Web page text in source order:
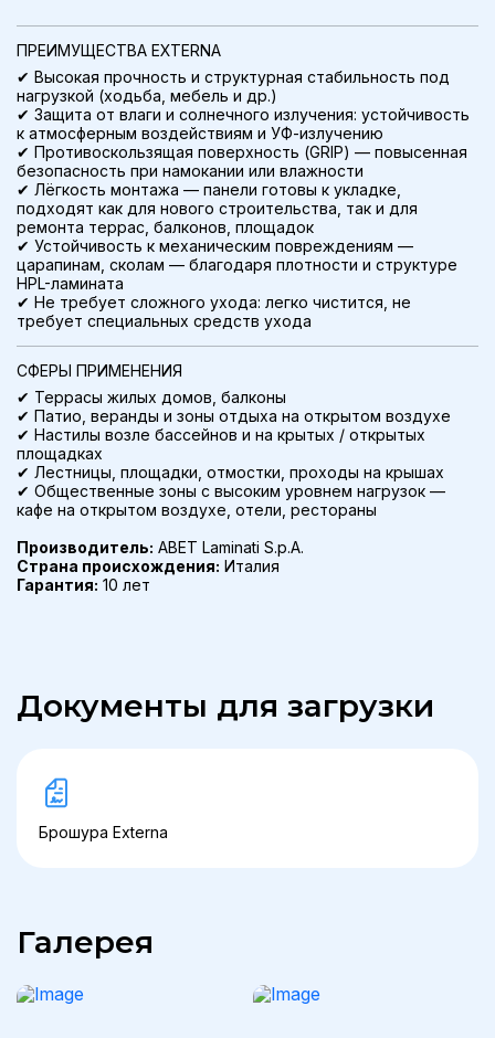
ПРЕИМУЩЕСТВА EXTERNA
✔ Высокая прочность и структурная стабильность под
нагрузкой (ходьба, мебель и др.)
✔ Защита от влаги и солнечного излучения: устойчивость
к атмосферным воздействиям и УФ-излучению
✔ Противоскользящая поверхность (GRIP) — повысенная
безопасность при намокании или влажности
✔ Лёгкость монтажа — панели готовы к укладке,
подходят как для нового строительства, так и для
ремонта террас, балконов, площадок
✔ Устойчивость к механическим повреждениям —
царапинам, сколам — благодаря плотности и структуре
HPL-ламината
✔ Не требует сложного ухода: легко чистится, не
требует специальных средств ухода
СФЕРЫ ПРИМЕНЕНИЯ
✔ Террасы жилых домов, балконы
✔ Патио, веранды и зоны отдыха на открытом воздухе
✔ Настилы возле бассейнов и на крытых / открытых
площадках
✔ Лестницы, площадки, отмостки, проходы на крышах
✔ Общественные зоны с высоким уровнем нагрузок —
кафе на открытом воздухе, отели, рестораны
Производитель: ABET Laminati S.p.A.
Страна происхождения: Италия
Гарантия: 10 лет
Документы для загрузки
Брошура Externa
Галерея